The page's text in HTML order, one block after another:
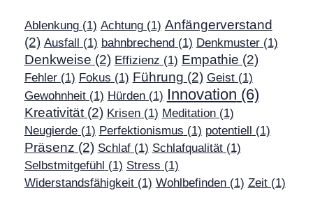
Ablenkung(1) Achtung(1) Anfängerverstand
(2) Ausfall (1) bahnbrechend (1) Denkmuster(1)
Denkweise (2) Effizienz (1) Empathie (2)
Fehler(1) Fokus (1) Führung (2) Geist(1)
Gewohnheit(1) Hürden(1) Innovation (6)
Kreativität(2) Krisen(1) Meditation(1)
Neugierde(1) Perfektionismus (1) potentiell (1)
Präsenz (2) Schlaf(1) Schlafqualität(1)
Selbstmitgefühl (1) Stress (1)
Widerstandsfähigkeit(1) Wohlbefinden(1) Zeit(1)